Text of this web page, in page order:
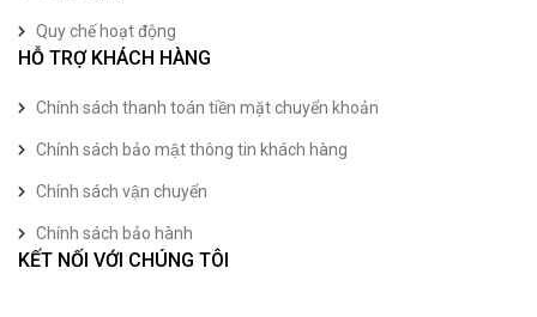
Quy chế hoạt động
HỖ TRỢ KHÁCH HÀNG
Chính sách thanh toán tiền mặt chuyển khoản
Chính sách bảo mật thông tin khách hàng
Chính sách vận chuyển
Chính sách bảo hành
KẾT NỐI VỚI CHÚNG TÔI